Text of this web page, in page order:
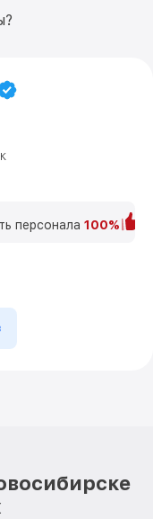
персонала 100%